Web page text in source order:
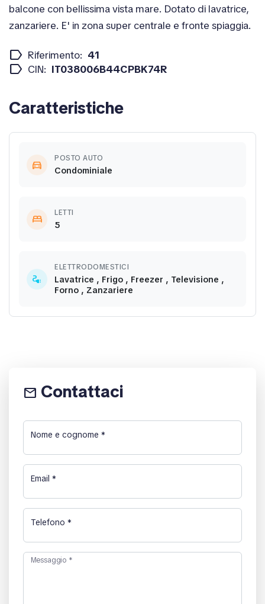
email Contattaci
Nome e cognome *
Email *
Telefono *
Messaggio *
balcone con bellissima vista mare. Dotato di lavatrice,
zanzariere. E' in zona super centrale e fronte spiaggia.
label Riferimento: 41
label CIN: IT038006B44CPBK74R
Caratteristiche
directions_car POSTO AUTO
Condominiale
bed LETTI
5
electrical_services
ELETTRODOMESTICI
Lavatrice , Frigo , Freezer , Televisione ,
Forno , Zanzariere